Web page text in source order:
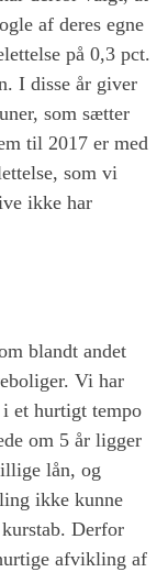
af deres egne
på 0,3 pct.
I disse år giver
som sætter
til 2017 er med
som vi
ikke har
blandt andet
Vi har
et hurtigt tempo
om 5 år ligger
lån, og
ikke kunne
Derfor
afvikling af